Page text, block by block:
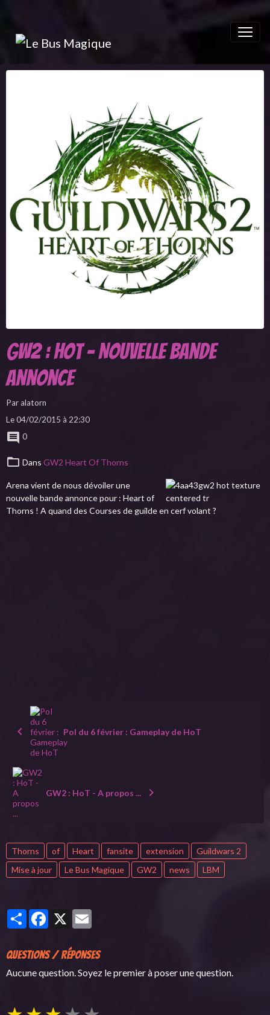
GW2 : HoT - Nouvelle Bande
annonce
Paralatorn
Le 04/02/2015 à 22:30
0
Dans GW2 Heart Of Thorns
Arena vient de nous dévoiler une
nouvelle bande annonce pour : Heart of
Thorns ! A quand des Courses de guilde en cerf volant ?
PoI du 6 février : Gameplay de HoT
GW2 : HoT - A propos ...
Thorns of Heart fansite extension
Guildwars 2
Mise à jour
Le Bus Magique GW2 news LBM
PartagerFacebook
X
Questions / Réponses
Aucune question. Soyez le premier à poser une question.